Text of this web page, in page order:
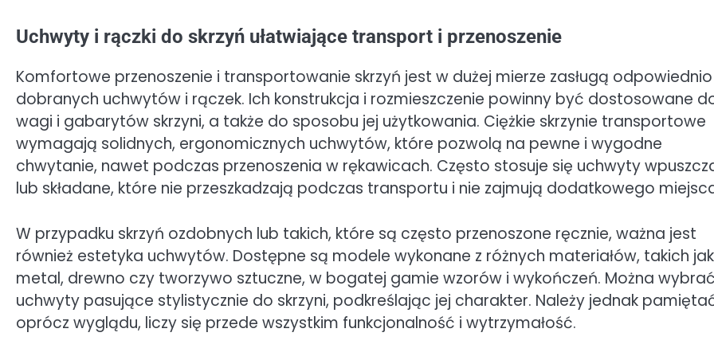
Uchwyty i rączki do skrzyń ułatwiające transport i przenoszenie
Komfortowe przenoszenie i transportowanie skrzyń jest w dużej mierze zasługą odpowiednio
dobranych uchwytów i rączek. Ich konstrukcja i rozmieszczenie powinny być dostosowane
wagi i gabarytów skrzyni, a także do sposobu jej użytkowania. Ciężkie skrzynie transportowe
wymagają solidnych, ergonomicznych uchwytów, które pozwolą na pewne i wygodne
chwytanie, nawet podczas przenoszenia w rękawicach. Często stosuje się uchwyty
lub składane, które nie przeszkadzają podczas transportu i nie zajmują dodatkowego
W przypadku skrzyń ozdobnych lub takich, które są często przenoszone ręcznie, ważna jest
również estetyka uchwytów. Dostępne są modele wykonane z różnych materiałów, takich jak
metal, drewno czy tworzywo sztuczne, w bogatej gamie wzorów i wykończeń. Można wybrać
uchwyty pasujące stylistycznie do skrzyni, podkreślając jej charakter. Należy jednak
oprócz wyglądu, liczy się przede wszystkim funkcjonalność i wytrzymałość.